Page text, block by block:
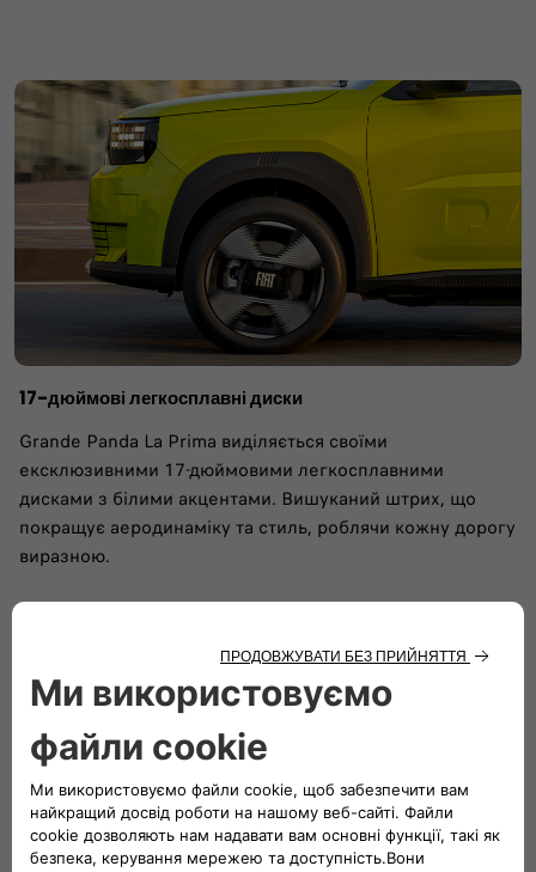
17-дюймові легкосплавні диски
Grande Panda La Prima виділяється своїми
ексклюзивними 17-дюймовими легкосплавними
дисками з білими акцентами. Вишуканий штрих, що
покращує аеродинаміку та стиль, роблячи кожну дорогу
виразною.